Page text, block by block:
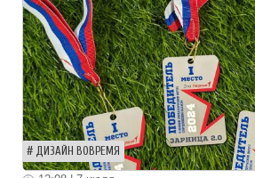
ДИЗАЙН ВОВРЕМЯ